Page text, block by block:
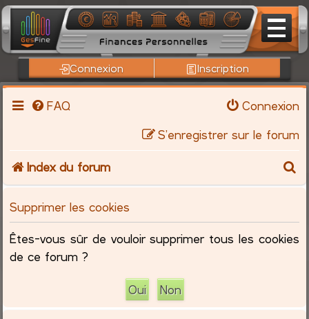
Connexion Inscription
FAQ
Connexion
S’enregistrer sur le forum
Index du forum
c
r
Supprimer les cookies
Êtes-vous sûr de vouloir supprimer tous les cookies
de ce forum ?